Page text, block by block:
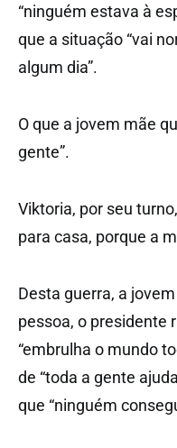
“ninguém estava à
que a situação “vai
algum dia”.
O que a jovem mãe
gente”.
Viktoria, por seu
para casa, porque a
Desta guerra, a
pessoa, o presidente
“embrulha o mundo
de “toda a gente
que “ninguém